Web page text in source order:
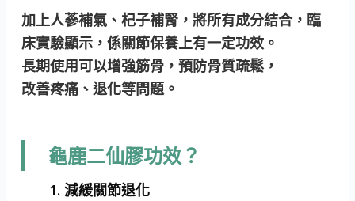
加上人蔘補氣、杞子補腎，將所有成分結合，臨
床實驗顯示，係關節保養上有一定功效。
長期使用可以增強筋骨，預防骨質疏鬆，
改善疼痛、退化等問題。
龜鹿二仙膠功效？
減緩關節退化